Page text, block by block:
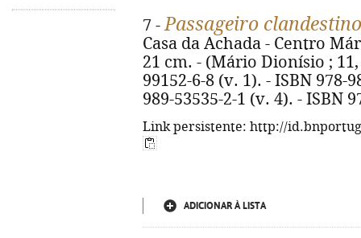
7 -Passageiro clandestino
Casa da Achada - Centro
21 cm. - (Mário Dionísio ; 11,
99152-6-8 (v. 1). - ISBN 978-
989-53535-2-1 (v. 4). - ISBN
Link persistente: http://
ADICIONAR À LISTA